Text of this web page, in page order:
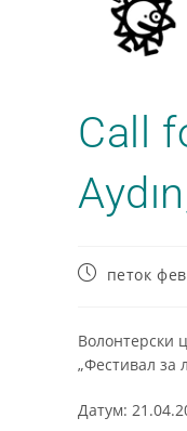
Call
петок
Волонтерски
„Фестивал за
Датум: